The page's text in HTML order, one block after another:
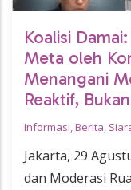
Koalisi
Meta oleh
Menangani
Reaktif,
Informasi,Berita,
Jakarta, 29
dan Moderasi